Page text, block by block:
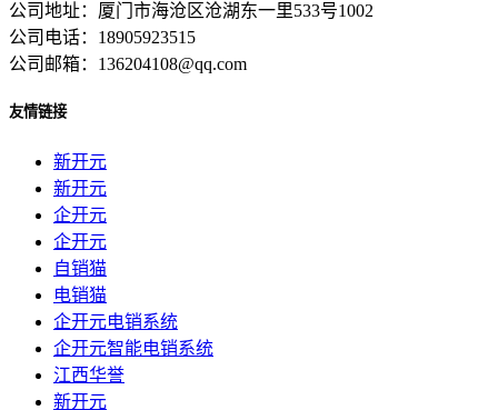
公司地址：厦门市海沧区沧湖东一里533号1002
公司电话：18905923515
公司邮箱：136204108@qq.com
友情链接
新开元
新开元
企开元
企开元
自销猫
电销猫
企开元电销系统
企开元智能电销系统
江西华誉
新开元